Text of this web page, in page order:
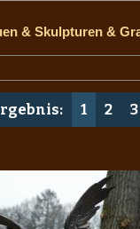
& Skulpturen &
1 2 3